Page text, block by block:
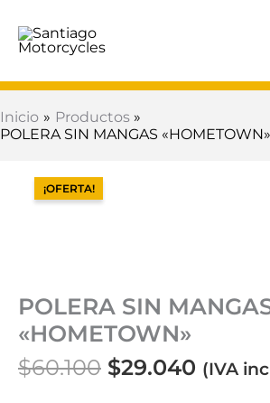
contenido
Inicio
Productos
POLERA SIN MANGAS «HOMETOWN»
¡OFERTA!
POLERA SIN
«HOMETOWN»
$60.100 $29.040 (IVA
MANGAS